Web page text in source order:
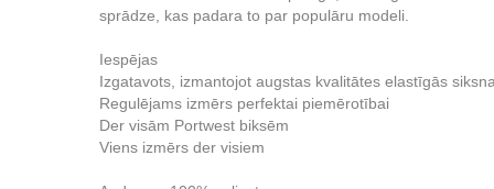
sprādze, kas padara to par populāru modeli.
Iespējas
Izgatavots, izmantojot augstas kvalitātes elastīgās
Regulējams izmērs perfektai piemērotībai
Der visām Portwest biksēm
Viens izmērs der visiem